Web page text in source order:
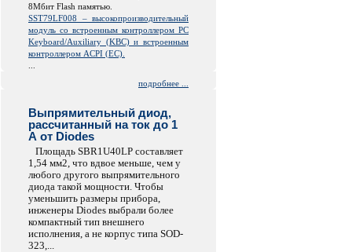
8Мбит Flash памятью.
SST79LF008 – высокопроизводительный
модуль со встроенным контроллером PC
Keyboard/Auxiliary (KBC) и встроенным
контроллером ACPI (EC).
подробнее ...
Выпрямительный диод,
рассчитанный на ток до 1
А от Diodes
Площадь SBR1U40LP составляет
1,54 мм2, что вдвое меньше, чем у
любого другого выпрямительного
диода такой мощности. Чтобы
уменьшить размеры прибора,
инженеры Diodes выбрали более
компактный тип внешнего
исполнения, а не корпус типа SOD-
323,...